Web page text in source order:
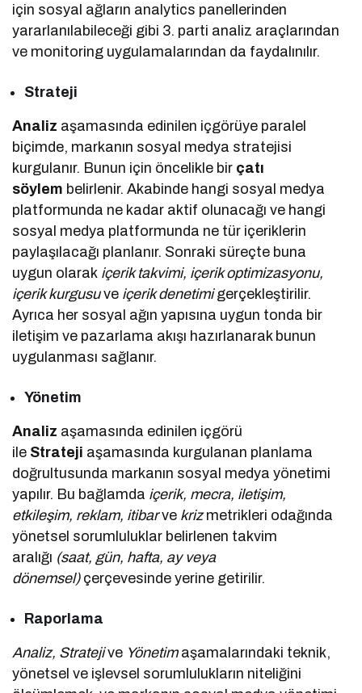
için sosyal ağların analytics panellerinden
yararlanılabileceği gibi 3. parti analiz araçlarından
ve monitoring uygulamalarından da faydalınılır.
Strateji
Analiz aşamasında edinilen içgörüye paralel
biçimde, markanın sosyal medya stratejisi
kurgulanır. Bunun için öncelikle bir çatı
söylem belirlenir. Akabinde hangi sosyal medya
platformunda ne kadar aktif olunacağı ve hangi
sosyal medya platformunda ne tür içeriklerin
paylaşılacağı planlanır. Sonraki süreçte buna
uygun olarak içerik takvimi, içerik optimizasyonu,
içerik kurgusuve içerik denetimigerçekleştirilir.
Ayrıca her sosyal ağın yapısına uygun tonda bir
iletişim ve pazarlama akışı hazırlanarak bunun
uygulanması sağlanır.
Yönetim
Analiz aşamasında edinilen içgörü
ile Strateji aşamasında kurgulanan planlama
doğrultusunda markanın sosyal medya yönetimi
yapılır. Bu bağlamda içerik, mecra, iletişim,
etkileşim, reklam, itibarve krizmetrikleri odağında
yönetsel sorumluluklar belirlenen takvim
aralığı (saat, gün, hafta, ay veya
dönemsel) çerçevesinde yerine getirilir.
Raporlama
Analiz, Stratejive Yönetimaşamalarındaki teknik,
yönetsel ve işlevsel sorumlulukların niteliğini